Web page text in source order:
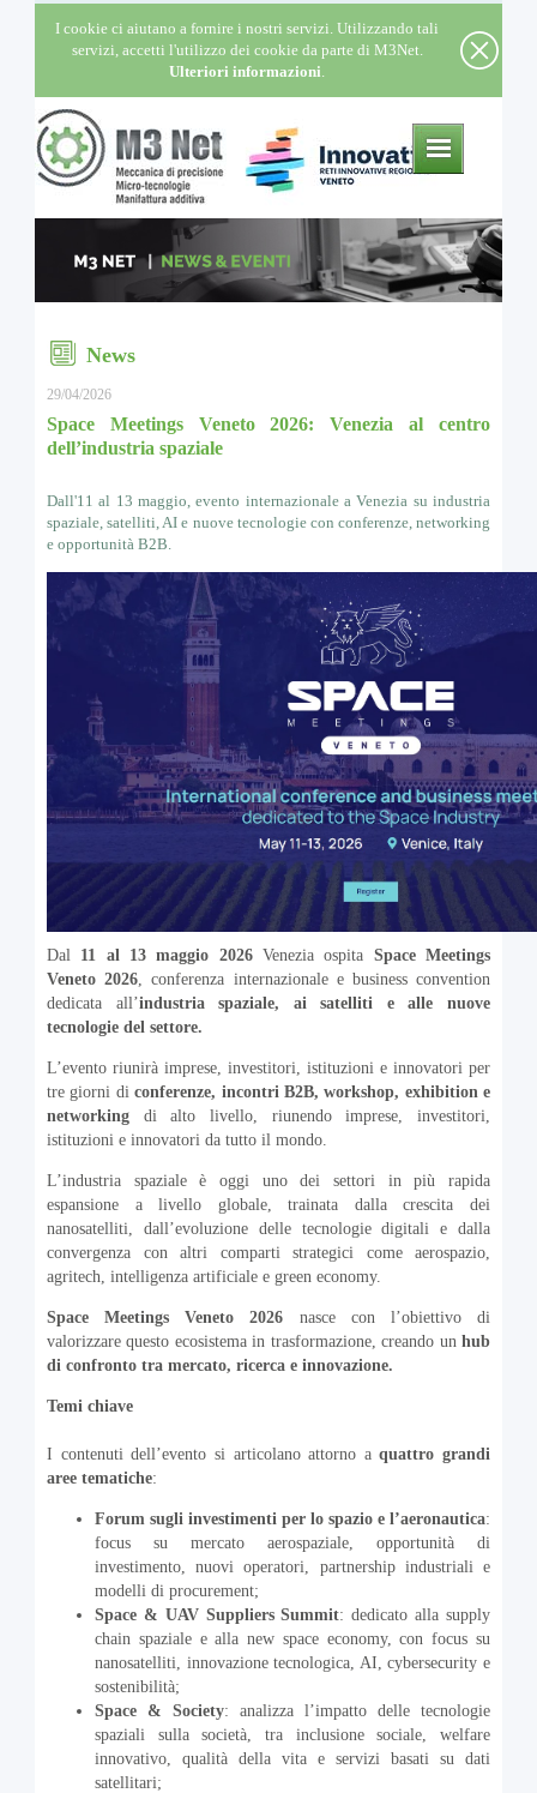
I cookie ci aiutano a fornire i nostri servizi. Utilizzando tali
servizi, accetti l'utilizzo dei cookie da parte di M3Net.
Ulteriori informazioni.
News
29/04/2026
Space Meetings Veneto 2026: Venezia al centro
dell’industria spaziale
Dall'11 al 13 maggio, evento internazionale a Venezia su industria
spaziale, satelliti, AI e nuove tecnologie con conferenze, networking
e opportunità B2B.
Dal 11 al 13 maggio 2026Venezia ospita Space Meetings
Veneto 2026 , conferenza internazionale e business convention
dedicata all’industria spaziale, ai satelliti e alle nuove
tecnologie del settore.
L’evento riunirà imprese, investitori, istituzioni e innovatori per
tre giorni diconferenze, incontri B2B, workshop, exhibition e
networking di alto livello, riunendo imprese, investitori,
istituzioni e innovatori da tutto il mondo.
L’industria spaziale è oggi uno dei settori in più rapida
espansione a livello globale, trainata dalla crescita dei
nanosatelliti, dall’evoluzione delle tecnologie digitali e dalla
convergenza con altri comparti strategici come aerospazio,
agritech, intelligenza artificiale e green economy.
Space Meetings Veneto 2026 nasce con l’obiettivo di
valorizzare questo ecosistema in trasformazione, creando un hub
di confronto tra mercato, ricerca e innovazione.
Temi chiave
I contenuti dell’evento si articolano attorno aquattro grandi
aree tematiche:
Forum sugli investimenti per lo spazio e l’aeronautica:
focus su mercato aerospaziale, opportunità di
investimento, nuovi operatori, partnership industriali e
modelli di procurement;
Space & UAV Suppliers Summit: dedicato alla supply
chain spaziale e alla new space economy, con focus su
nanosatelliti, innovazione tecnologica, AI, cybersecurity e
sostenibilità;
Space & Society: analizza l’impatto delle tecnologie
spaziali sulla società, tra inclusione sociale, welfare
innovativo, qualità della vita e servizi basati su dati
satellitari;